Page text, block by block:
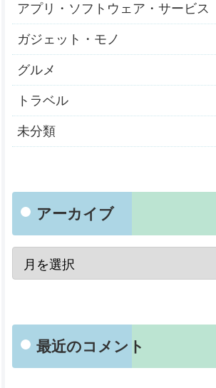
アプリ・ソフトウェア・サービス
ガジェット・モノ
グルメ
トラベル
未分類
アーカイブ
最近のコメント